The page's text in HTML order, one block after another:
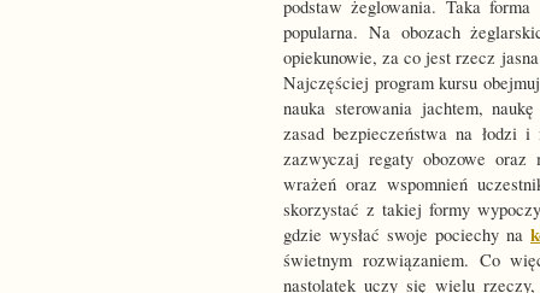
podstaw żeglowania. Taka
popularna. Na obozach
opiekunowie, za co jest rzecz
Najczęściej program kursu
nauka sterowania jachtem,
zasad bezpieczeństwa na łodzi
zazwyczaj regaty obozowe oraz
wrażeń oraz wspomnień
skorzystać z takiej formy
gdzie wysłać swoje pociechy na
świetnym rozwiązaniem. Co
nastolatek uczy się wielu